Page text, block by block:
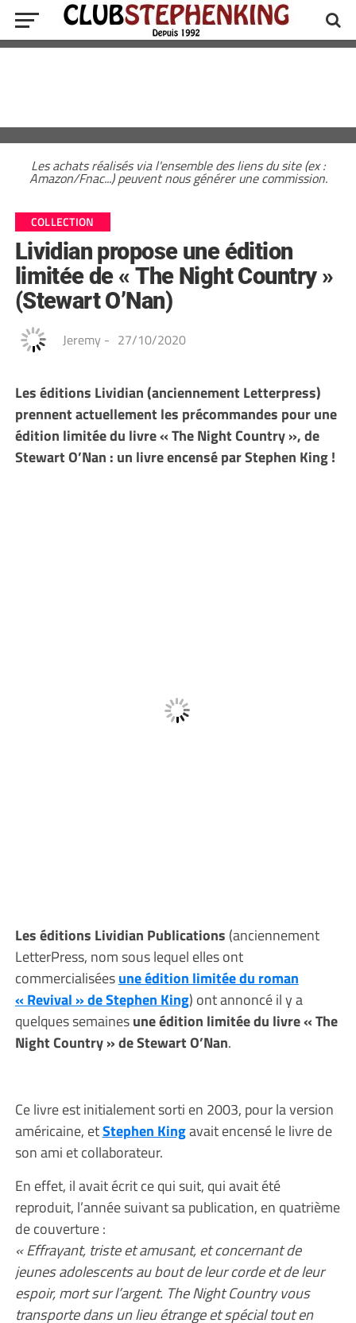
Les achats réalisés via l'ensemble des liens du site (ex :
Amazon/Fnac...) peuvent nous générer une commission.
COLLECTION
Lividian propose une édition
limitée de « The Night Country »
(Stewart O’Nan)
Jeremy - 27/10/2020
Les éditions Lividian (anciennement Letterpress)
prennent actuellement les précommandes pour une
édition limitée du livre « The Night Country », de
Stewart O’Nan : un livre encensé par Stephen King !
Les éditions Lividian Publications (anciennement
LetterPress, nom sous lequel elles ont
commercialiséesune édition limitée du roman
« Revival » de Stephen King) ont annoncé il y a
quelques semainesune édition limitée du livre « The
Night Country » de Stewart O’Nan.
Ce livre est initialement sorti en 2003, pour la version
américaine, etStephen Kingavait encensé le livre de
son ami et collaborateur.
En effet, il avait écrit ce qui suit, qui avait été
reproduit, l’année suivant sa publication, en quatrième
de couverture :
« Effrayant, triste et amusant, et concernant de
jeunes adolescents au bout de leur corde et de leur
espoir, mort sur l’argent. The Night Country vous
transporte dans un lieu étrange et spécial tout en